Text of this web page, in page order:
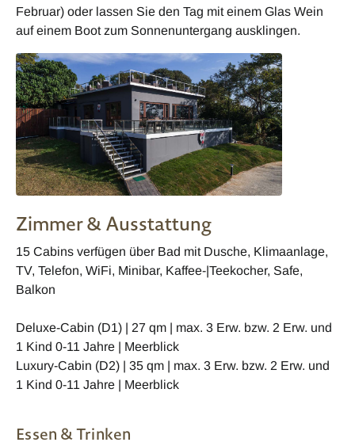
Februar) oder lassen Sie den Tag mit einem Glas Wein
auf einem Boot zum Sonnenuntergang ausklingen.
Zimmer & Ausstattung
15 Cabins verfügen über Bad mit Dusche, Klimaanlage,
TV, Telefon, WiFi, Minibar, Kaffee-|Teekocher, Safe,
Balkon
Deluxe-Cabin (D1) | 27 qm | max. 3 Erw. bzw. 2 Erw. und
1 Kind 0-11 Jahre | Meerblick
Luxury-Cabin (D2) | 35 qm | max. 3 Erw. bzw. 2 Erw. und
1 Kind 0-11 Jahre | Meerblick
Essen & Trinken